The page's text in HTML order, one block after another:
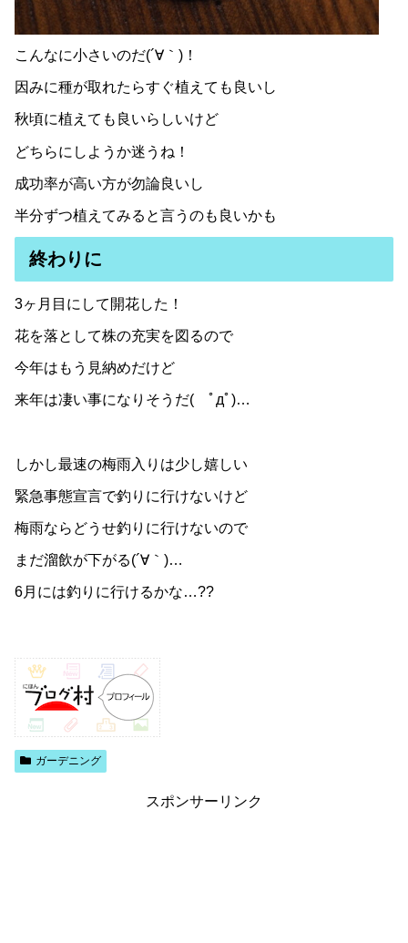
こんなに小さいのだ(´∀｀)！
因みに種が取れたらすぐ植えても良いし
秋頃に植えても良いらしいけど
どちらにしようか迷うね！
成功率が高い方が勿論良いし
半分ずつ植えてみると言うのも良いかも
終わりに
3ヶ月目にして開花した！
花を落として株の充実を図るので
今年はもう見納めだけど
来年は凄い事になりそうだ( ﾟдﾟ)…
しかし最速の梅雨入りは少し嬉しい
緊急事態宣言で釣りに行けないけど
梅雨ならどうせ釣りに行けないので
まだ溜飲が下がる(´∀｀)…
6月には釣りに行けるかな…??
ガーデニング
スポンサーリンク